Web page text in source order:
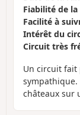
Fiabilité de
Facilité à
Intérêt du
Circuit très
Un circuit fait
sympathique.
châteaux sur